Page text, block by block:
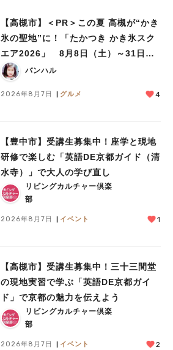
【高槻市】＜PR＞この夏 高槻が“かき
氷の聖地”に！「たかつき かき氷スク
エア2026」 8月8日（土）～31日
（月）バンハル
2026年8月7日 グルメ 4
【豊中市】受講生募集中！座学と現地
研修で楽しむ「英語DE京都ガイド（清
水寺）」で大人の学び直し
リビングカルチャー倶楽
部
2026年8月7日 イベント 1
【高槻市】受講生募集中！三十三間堂
の現地実習で学ぶ「英語DE京都ガイ
ド」で京都の魅力を伝えよう
リビングカルチャー倶楽
部
2026年8月7日 イベント 2
人気のキーワード